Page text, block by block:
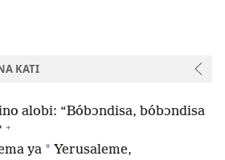
KATI
alobi: “Bóbɔndisa, bóbɔndisa
+
ya * Yerusaleme,